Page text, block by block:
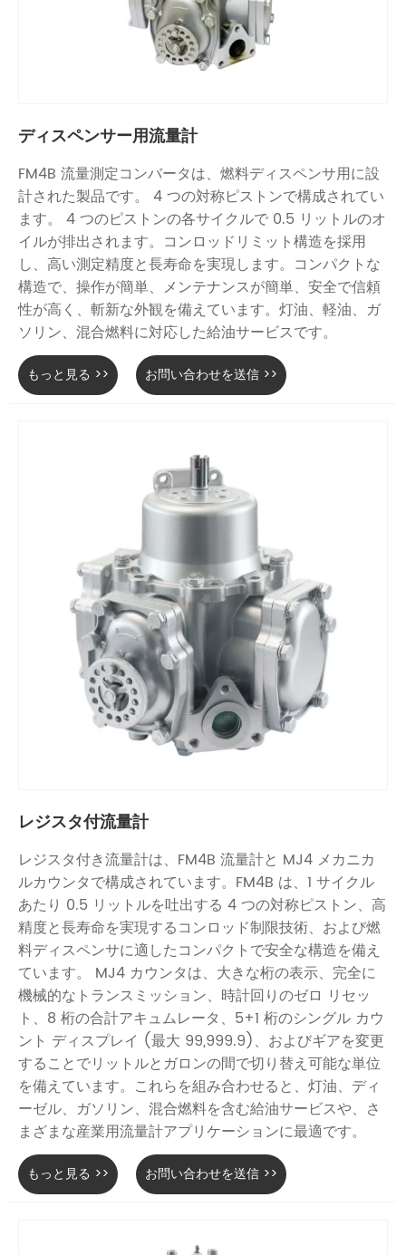
ディスペンサー用流量計
FM4B 流量測定コンバータは、燃料ディスペンサ用に設
計された製品です。 4 つの対称ピストンで構成されてい
ます。 4 つのピストンの各サイクルで 0.5 リットルのオ
イルが排出されます。コンロッドリミット構造を採用
し、高い測定精度と長寿命を実現します。コンパクトな
構造で、操作が簡単、メンテナンスが簡単、安全で信頼
性が高く、斬新な外観を備えています。灯油、軽油、ガ
ソリン、混合燃料に対応した給油サービスです。
もっと見る >> お問い合わせを送信 >>
レジスタ付流量計
レジスタ付き流量計は、FM4B 流量計と MJ4 メカニカ
ルカウンタで構成されています。FM4B は、1 サイクル
あたり 0.5 リットルを吐出する 4 つの対称ピストン、高
精度と長寿命を実現するコンロッド制限技術、および燃
料ディスペンサに適したコンパクトで安全な構造を備え
ています。 MJ4 カウンタは、大きな桁の表示、完全に
機械的なトランスミッション、時計回りのゼロ リセッ
ト、8 桁の合計アキュムレータ、5+1 桁のシングル カウ
ント ディスプレイ (最大 99,999.9)、およびギアを変更
することでリットルとガロンの間で切り替え可能な単位
を備えています。これらを組み合わせると、灯油、ディ
ーゼル、ガソリン、混合燃料を含む給油サービスや、さ
まざまな産業用流量計アプリケーションに最適です。
もっと見る >> お問い合わせを送信 >>